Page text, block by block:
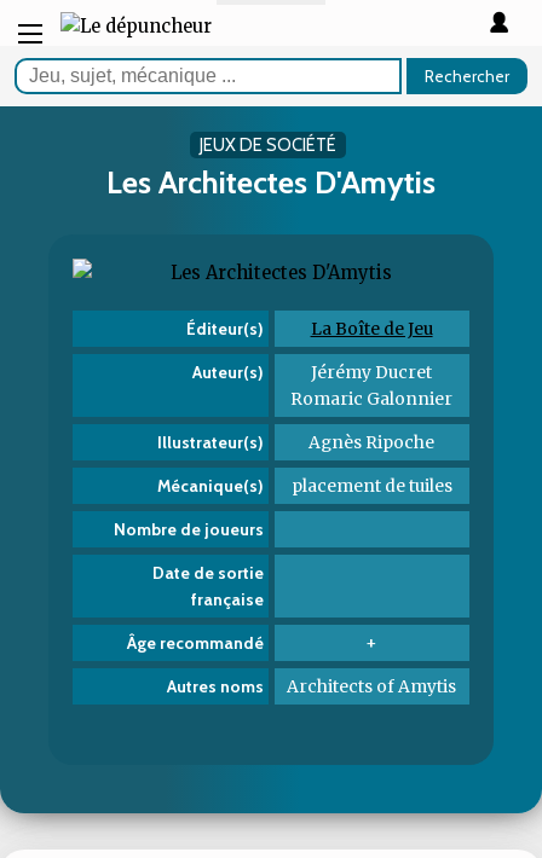
Rechercher
JEUX DE SOCIÉTÉ
Les Architectes D'Amytis
Éditeur(s) La Boîte de Jeu
Auteur(s)
Jérémy Ducret
Romaric Galonnier
Illustrateur(s) Agnès Ripoche
Mécanique(s) placement de tuiles
Nombre de joueurs
Date de sortie
française
Âge recommandé +
Autres noms Architects of Amytis